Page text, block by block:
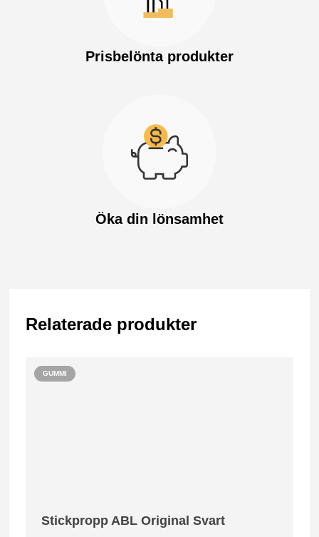
Prisbelönta produkter
Öka din lönsamhet
Relaterade produkter
GUMMI
Stickpropp ABL Original Svart